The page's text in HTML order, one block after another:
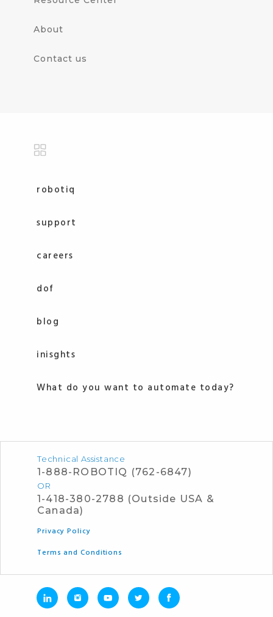
About
Contact us
robotiq
support
careers
dof
blog
inisghts
What do you want to automate today?
Technical Assistance
1-888-ROBOTIQ (762-6847)
OR
1-418-380-2788 (Outside USA &
Canada)
Privacy Policy
Terms and Conditions